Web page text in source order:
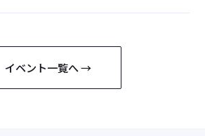
イベント一覧へ →